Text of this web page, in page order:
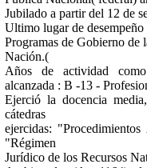
Jubilado a partir del 12 de
Ultimo lugar de
Programas de Gobierno de
Nación.(
Años de actividad
alcanzada : B -13 -
Ejerció la docencia
cátedras
ejercidas:
"Régimen
Jurídico de los Recursos